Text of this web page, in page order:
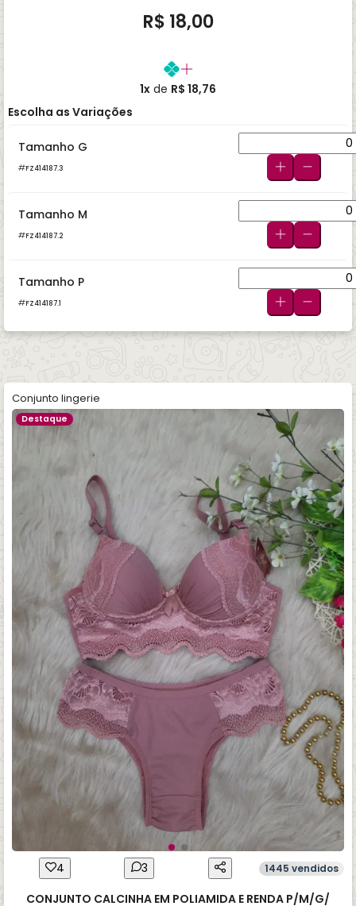
R$ 18,00
1x de R$ 18,76
Escolha as Variações
Tamanho G
FZ414187.3
Tamanho M
FZ414187.2
Tamanho P
FZ414187.1
Conjunto lingerie
Destaque
4 3 1445 vendidos
CONJUNTO CALCINHA EM POLIAMIDA E RENDA P/M/G/